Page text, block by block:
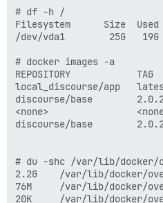
# df -h /
Filesystem      Size  Used
/dev/vda1        25G   19G
# docker images -a
REPOSITORY
local_discourse/app
discourse/base
<none>
discourse/base
# du -shc /var/lib/
2.2G	/var/lib/docker/overlay2/05fa0e4df2...
76M 	/var/lib/docker/overlay2/58b000b1f5c...
20K 	/var/lib/docker/overlay2/6271023fc7a...